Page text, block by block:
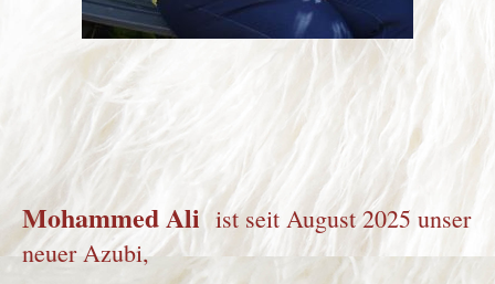
Mohammed Aliist seit August 2025 unser
neuer Azubi,